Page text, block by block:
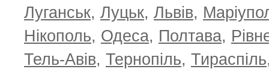
Луганськ, Луцьк, Львів,
Нікополь, Одеса, Полтава,
Тель-Авів, Тернопіль, Тираспіль